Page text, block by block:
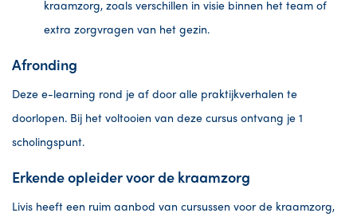
kraamzorg, zoals verschillen in visie binnen het team of
extra zorgvragen van het gezin.
Afronding
Deze e-learning rond je af door alle praktijkverhalen te
doorlopen. Bij het voltooien van deze cursus ontvang je 1
scholingspunt.
Erkende opleider voor de kraamzorg
Livis heeft een ruim aanbod van cursussen voor de kraamzorg,